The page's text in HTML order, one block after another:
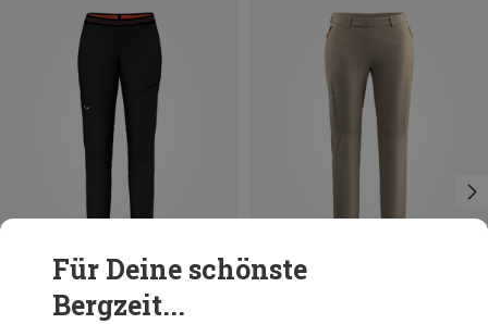
Du sparst 49%
Für Deine schönste
Bergzeit...